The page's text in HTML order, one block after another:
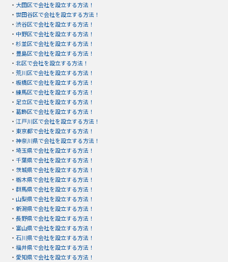
・ 大田区で会社を設立する方法！
・ 世田谷区で会社を設立する方法！
・ 渋谷区で会社を設立する方法！
・ 中野区で会社を設立する方法！
・ 杉並区で会社を設立する方法！
・ 豊島区で会社を設立する方法！
・ 北区で会社を設立する方法！
・ 荒川区で会社を設立する方法！
・ 板橋区で会社を設立する方法！
・ 練馬区で会社を設立する方法！
・ 足立区で会社を設立する方法！
・ 葛飾区で会社を設立する方法！
・ 江戸川区で会社を設立する方法！
・ 東京都で会社を設立する方法！
・ 神奈川県で会社を設立する方法！
・ 埼玉県で会社を設立する方法！
・ 千葉県で会社を設立する方法！
・ 茨城県で会社を設立する方法！
・ 栃木県で会社を設立する方法！
・ 群馬県で会社を設立する方法！
・ 山梨県で会社を設立する方法！
・ 新潟県で会社を設立する方法！
・ 長野県で会社を設立する方法！
・ 富山県で会社を設立する方法！
・ 石川県で会社を設立する方法！
・ 福井県で会社を設立する方法！
・ 愛知県で会社を設立する方法！